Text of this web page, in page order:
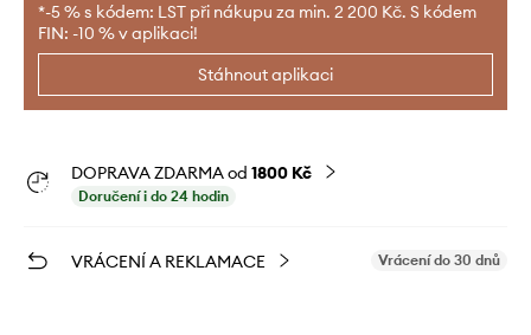
*-5 % s kódem: LST při nákupu za min. 2 200 Kč. S kódem
FIN: -10 % v aplikaci!
Stáhnout aplikaci
DOPRAVA ZDARMA od 1800 Kč
Doručení i do 24 hodin
VRÁCENÍ A REKLAMACE Vrácení do 30 dnů